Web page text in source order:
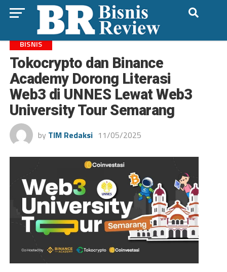
BISNIS
Tokocrypto dan Binance
Academy Dorong Literasi
Web3 di UNNES Lewat Web3
University Tour Semarang
by TIM Redaksi 11/05/2025